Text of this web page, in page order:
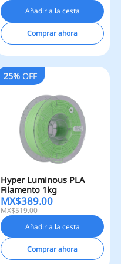
Añadir a la cesta
Comprar ahora
25%OFF
Hyper Luminous PLA
Filamento 1kg
MX$389.00
MX$519.00
Añadir a la cesta
Comprar ahora